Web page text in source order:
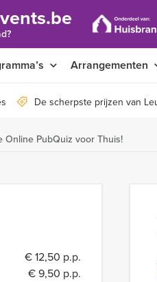
Arrangementen
De scherpste prijzen van
Online PubQuiz voor Thuis!
€ 12,50 p.p.
€ 9,50 p.p.